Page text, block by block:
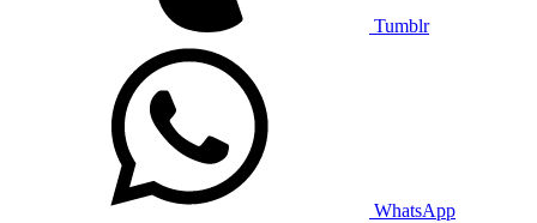
Tumblr
WhatsApp